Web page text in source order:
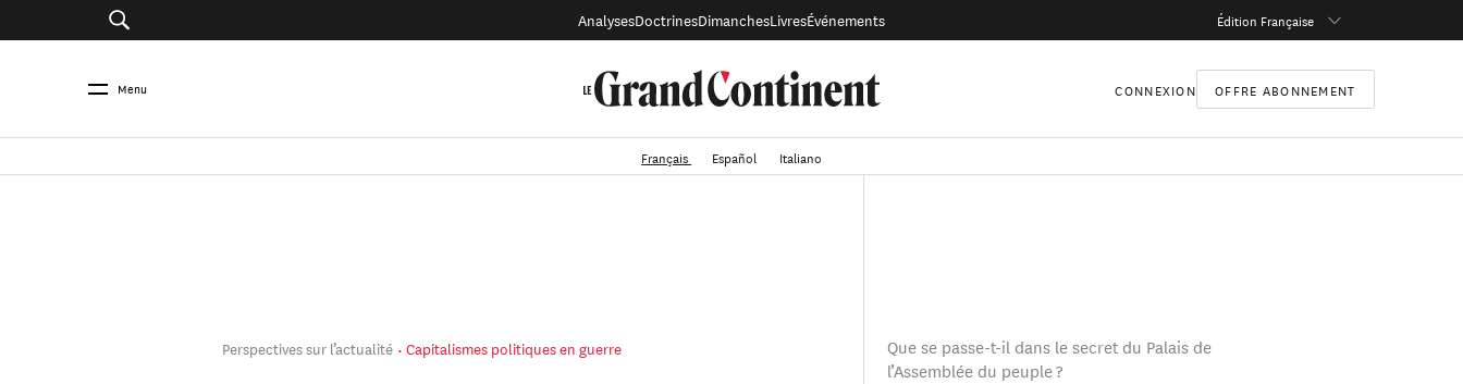
AnalysesDoctrinesDimanchesLivresÉvénements Édition Française
Menu CONNEXION OFFRE ABONNEMENT
Français Español Italiano
Perspectives sur l’actualité Capitalismes politiques en guerre
Que se passe-t-il dans le secret du Palais de
l’Assemblée du peuple ?